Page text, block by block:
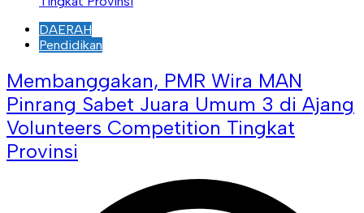
DAERAH
Pendidikan
Membanggakan, PMR Wira MAN
Pinrang Sabet Juara Umum 3 di Ajang
Volunteers Competition Tingkat
Provinsi